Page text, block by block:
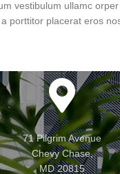
vestibulum ullamc
porttitor placerat eros
71 Pilgrim Avenue
Chevy Chase,
MD 20815